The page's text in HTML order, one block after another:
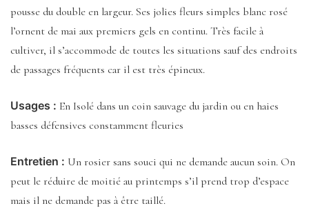
pousse du double en largeur. Ses jolies fleurs simples blanc rosé
l’ornent de mai aux premiers gels en continu. Très facile à
cultiver, il s’accommode de toutes les situations sauf des endroits
de passages fréquents car il est très épineux.
Usages : En Isolé dans un coin sauvage du jardin ou en haies
basses défensives constamment fleuries
Entretien : Un rosier sans souci qui ne demande aucun soin. On
peut le réduire de moitié au printemps s’il prend trop d’espace
mais il ne demande pas à être taillé.